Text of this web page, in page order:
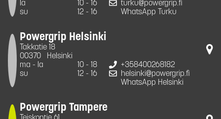
la
10 - 16
su
12 - 16
turku@powergrip.fi
WhatsApp Turku
Powergrip Helsinki
Takkatie 18
00370
Helsinki
ma - la
10 - 18
su
12 - 16
+358400268182
helsinki@powergrip.fi
WhatsApp Helsinki
Powergrip Tampere